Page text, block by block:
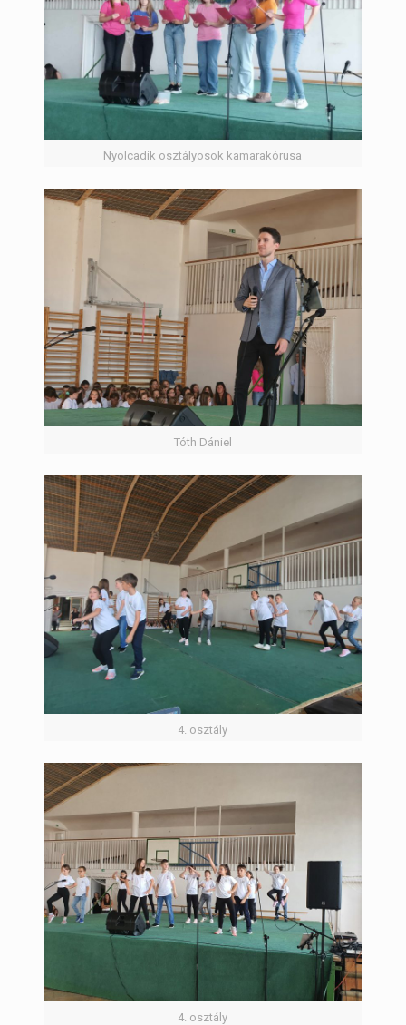
Nyolcadik osztályosok kamarakórusa
Tóth Dániel
4. osztály
4. osztály